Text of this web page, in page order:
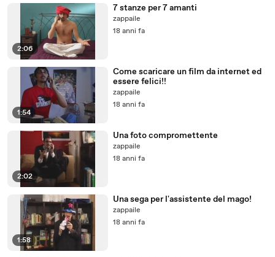
2:06
7 stanze per 7 amanti
zappaile
18 anni fa
1:54
Come scaricare un film da internet ed
essere felici!!
zappaile
18 anni fa
2:02
Una foto compromettente
zappaile
18 anni fa
1:58
Una sega per l'assistente del mago!
zappaile
18 anni fa